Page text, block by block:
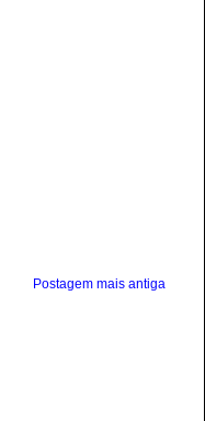
Postagem mais antiga